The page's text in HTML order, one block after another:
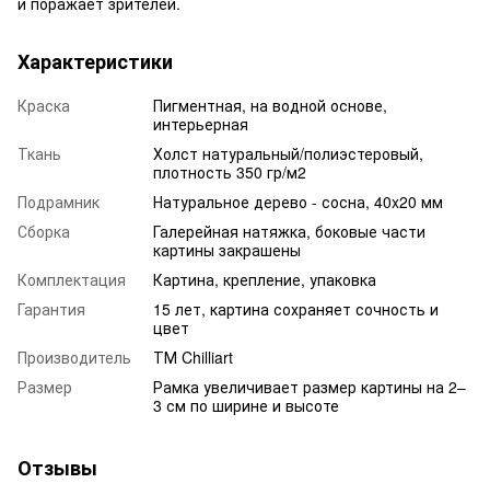
Характеристики
Краска
Пигментная, на водной основе,
интерьерная
Ткань
Холст натуральный/полиэстеровый,
плотность 350 гр/м2
Подрамник
Натуральное дерево - сосна, 40x20 мм
Сборка
Галерейная натяжка, боковые части
картины закрашены
Комплектация
Картина, крепление, упаковка
Гарантия
15 лет, картина сохраняет сочность и
цвет
Производитель
ТМ Chilliart
Размер
Рамка увеличивает размер картины на 2–
3 см по ширине и высоте
Отзывы